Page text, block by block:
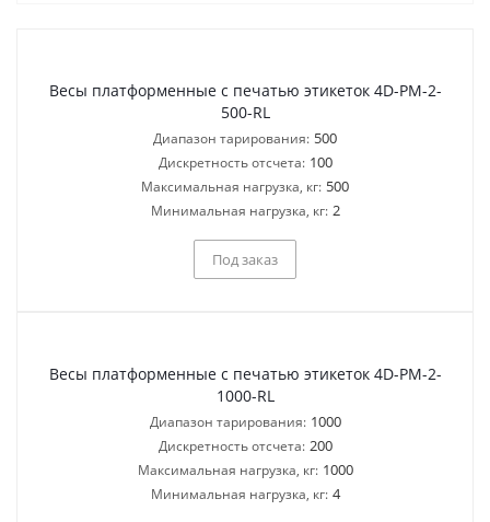
Весы платформенные с печатью этикеток 4D-PM-2-
500-RL
Диапазон тарирования: 500
Дискретность отсчета: 100
Максимальная нагрузка, кг: 500
Минимальная нагрузка, кг: 2
Под заказ
Весы платформенные с печатью этикеток 4D-PM-2-
1000-RL
Диапазон тарирования: 1000
Дискретность отсчета: 200
Максимальная нагрузка, кг: 1000
Минимальная нагрузка, кг: 4